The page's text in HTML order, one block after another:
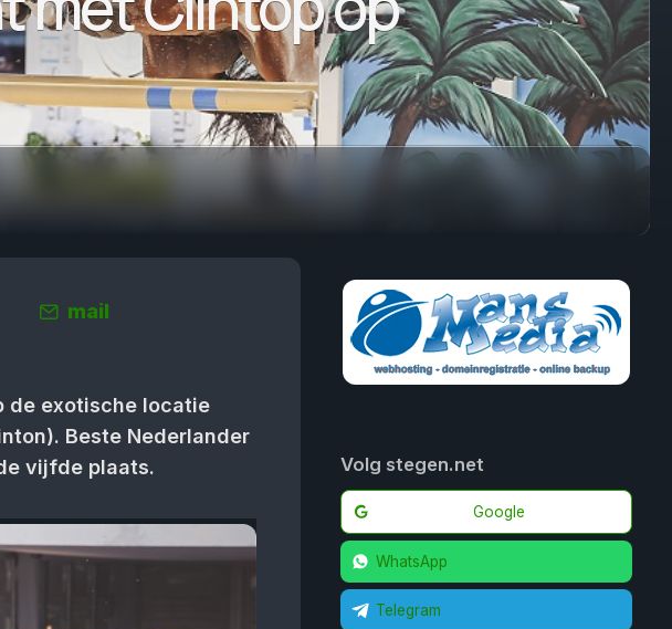
mail
de exotische locatie
Beste Nederlander
vijfde plaats.
Volg stegen.net
Google
WhatsApp
Telegram